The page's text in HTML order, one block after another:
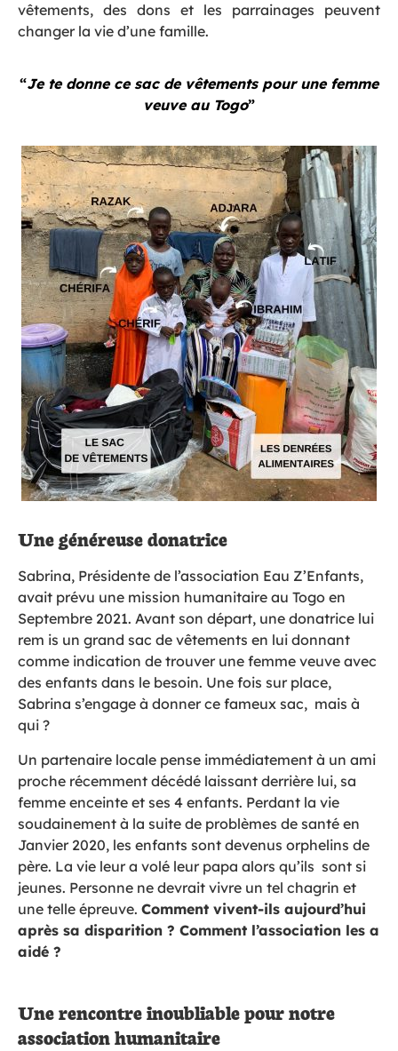
vêtements, des dons et les parrainages peuvent
changer la vie d’une famille.
“Je te donne ce sac de vêtements pour une femme
veuve au Togo”
Unegénéreusedonatrice
Sabrina, Présidente de l’association Eau Z’Enfants,
avait prévu une mission humanitaire au Togo en
Septembre 2021. Avant son départ, une donatrice lui
rem is un grand sac de vêtements en lui donnant
comme indication de trouver une femme veuve avec
des enfants dans le besoin. Une fois sur place,
Sabrina s’engage à donner ce fameux sac, mais à
qui ?
Un partenaire locale pense immédiatement à un ami
proche récemment décédé laissant derrière lui, sa
femme enceinte et ses 4 enfants. Perdant la vie
soudainement à la suite de problèmes de santé en
Janvier 2020, les enfants sont devenus orphelins de
père. La vie leur a volé leur papa alors qu’ils sont si
jeunes. Personne ne devrait vivre un tel chagrin et
une telle épreuve. Comment vivent-ils aujourd’hui
après sa disparition ? Comment l’association les a
aidé ?
Une rencontre inoubliable pour notre
association humanitaire